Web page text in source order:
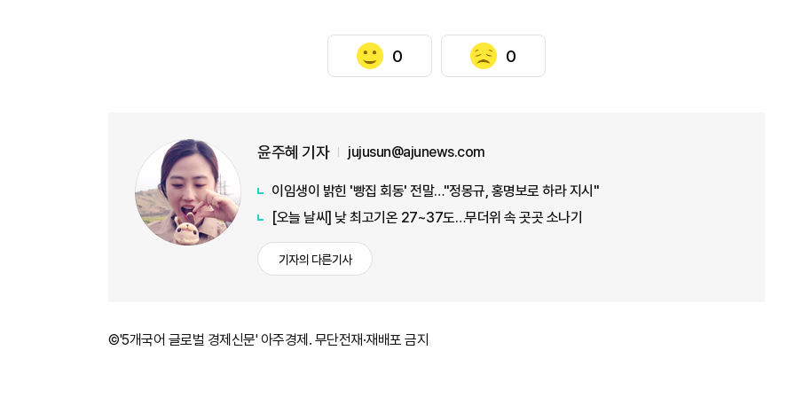
0 0
윤주혜 기자 jujusun@ajunews.com
이임생이 밝힌 '빵집 회동' 전말…"정몽규, 홍명보로 하라 지시"
[오늘 날씨] 낮 최고기온 27~37도…무더위 속 곳곳 소나기
기자의 다른기사
©'5개국어 글로벌 경제신문' 아주경제. 무단전재·재배포 금지